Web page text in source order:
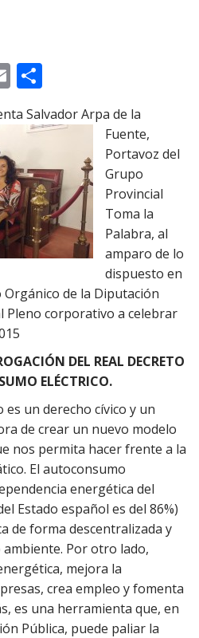
E
m
ai
l
o
m
ar
ti
r
Salvador Arpa de la
Fuente,
Portavoz del
Grupo
Provincial
Toma la
Palabra, al
amparo de lo
dispuesto en
de la Diputación
Pleno corporativo a celebrar
DEL REAL DECRETO
ELÉCTRICO.
un derecho cívico y un
de crear un nuevo modelo
nos permita hacer frente a la
El autoconsumo
energética del
Estado español es del 86%)
de forma descentralizada y
Por otro lado,
mejora la
crea empleo y fomenta
es una herramienta que, en
Pública, puede paliar la